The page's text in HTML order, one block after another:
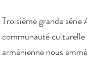
Troisième grande série
communauté
arménienne nous